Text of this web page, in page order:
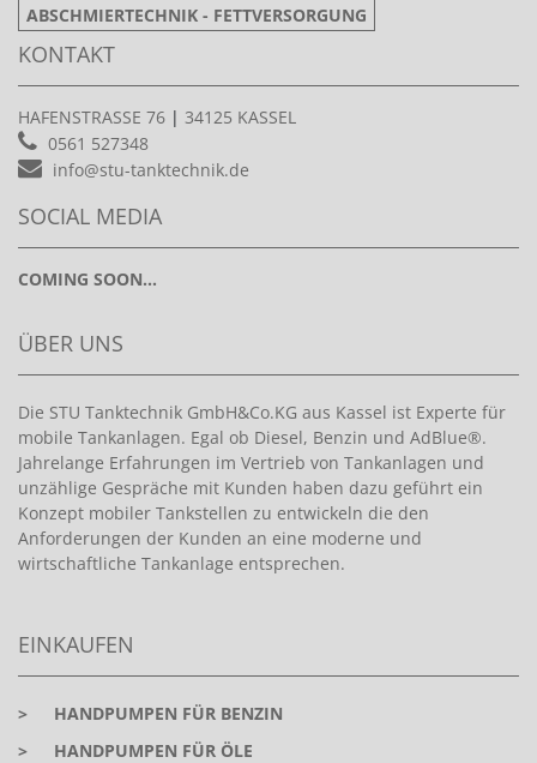
ABSCHMIERTECHNIK - FETTVERSORGUNG
KONTAKT
HAFENSTRASSE 76 | 34125 KASSEL
0561 527348
info@stu-tanktechnik.de
SOCIAL MEDIA
COMING SOON...
ÜBER UNS
Die STU Tanktechnik GmbH&Co.KG aus Kassel ist Experte für
mobile Tankanlagen. Egal ob Diesel, Benzin und AdBlue®.
Jahrelange Erfahrungen im Vertrieb von Tankanlagen und
unzählige Gespräche mit Kunden haben dazu geführt ein
Konzept mobiler Tankstellen zu entwickeln die den
Anforderungen der Kunden an eine moderne und
wirtschaftliche Tankanlage entsprechen.
EINKAUFEN
>
HANDPUMPEN FÜR BENZIN
>
HANDPUMPEN FÜR ÖLE